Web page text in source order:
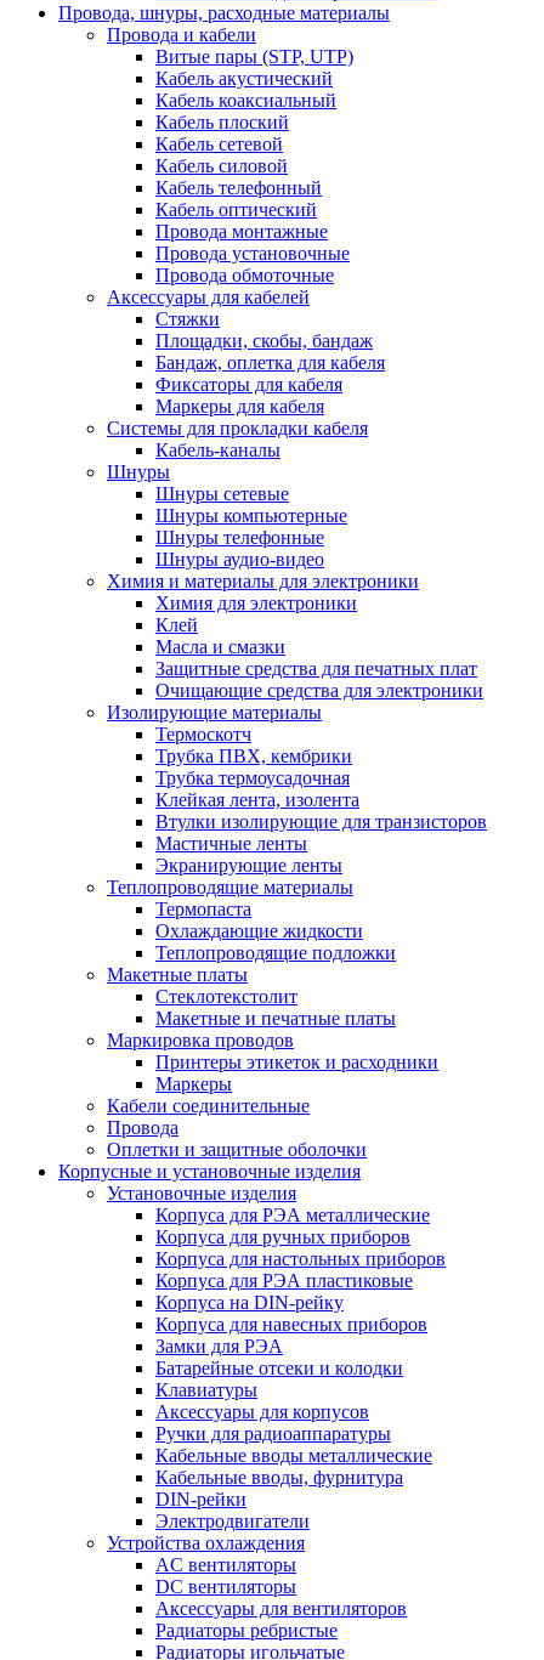
Провода, шнуры, расходные материалы
Провода и кабели
Витые пары (STP, UTP)
Кабель акустический
Кабель коаксиальный
Кабель плоский
Кабель сетевой
Кабель силовой
Кабель телефонный
Кабель оптический
Провода монтажные
Провода установочные
Провода обмоточные
Аксессуары для кабелей
Стяжки
Площадки, скобы, бандаж
Бандаж, оплетка для кабеля
Фиксаторы для кабеля
Маркеры для кабеля
Системы для прокладки кабеля
Кабель-каналы
Шнуры
Шнуры сетевые
Шнуры компьютерные
Шнуры телефонные
Шнуры аудио-видео
Химия и материалы для электроники
Химия для электроники
Клей
Масла и смазки
Защитные средства для печатных плат
Очищающие средства для электроники
Изолирующие материалы
Термоскотч
Трубка ПВХ, кембрики
Трубка термоусадочная
Клейкая лента, изолента
Втулки изолирующие для транзисторов
Мастичные ленты
Экранирующие ленты
Теплопроводящие материалы
Термопаста
Охлаждающие жидкости
Теплопроводящие подложки
Макетные платы
Стеклотекстолит
Макетные и печатные платы
Маркировка проводов
Принтеры этикеток и расходники
Маркеры
Кабели соединительные
Провода
Оплетки и защитные оболочки
Корпусные и установочные изделия
Установочные изделия
Корпуса для РЭА металлические
Корпуса для ручных приборов
Корпуса для настольных приборов
Корпуса для РЭА пластиковые
Корпуса на DIN-рейку
Корпуса для навесных приборов
Замки для РЭА
Батарейные отсеки и колодки
Клавиатуры
Аксессуары для корпусов
Ручки для радиоаппаратуры
Кабельные вводы металлические
Кабельные вводы, фурнитура
DIN-рейки
Электродвигатели
Устройства охлаждения
AC вентиляторы
DC вентиляторы
Аксессуары для вентиляторов
Радиаторы ребристые
Радиаторы игольчатые